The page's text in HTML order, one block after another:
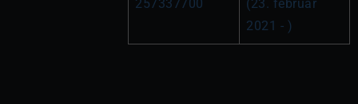
257337700
(23. februar
2021 - )